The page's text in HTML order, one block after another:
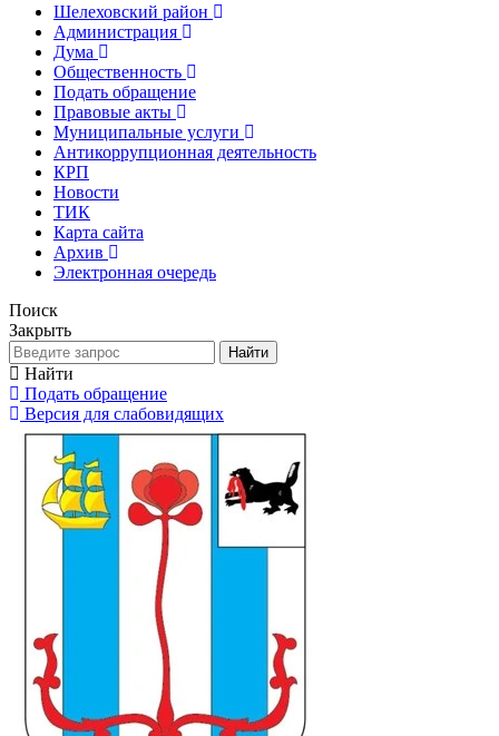
Шелеховский район
Администрация
Дума
Общественность
Подать обращение
Правовые акты
Муниципальные услуги
Антикоррупционная деятельность
КРП
Новости
ТИК
Карта сайта
Архив
Электронная очередь
Поиск
Закрыть
Найти
Найти
Подать обращение
Версия для слабовидящих